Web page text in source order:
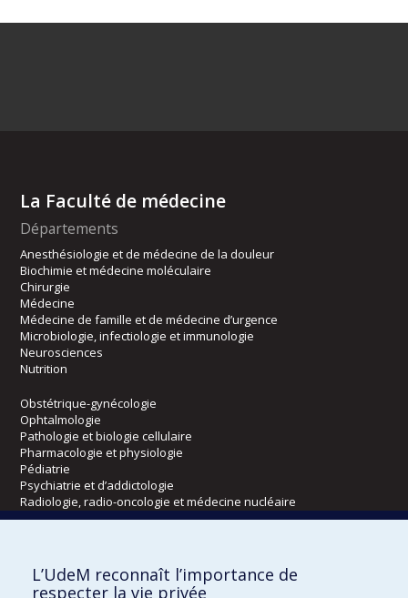
La Faculté de médecine
Départements
Anesthésiologie et de médecine de la douleur
Biochimie et médecine moléculaire
Chirurgie
Médecine
Médecine de famille et de médecine d’urgence
Microbiologie, infectiologie et immunologie
Neurosciences
Nutrition
Obstétrique-gynécologie
Ophtalmologie
Pathologie et biologie cellulaire
Pharmacologie et physiologie
Pédiatrie
Psychiatrie et d’addictologie
Radiologie, radio-oncologie et médecine nucléaire
Kinésiologie et des sciences de l’activité physique
L’UdeM reconnaît l’importance de
respecter la vie privée